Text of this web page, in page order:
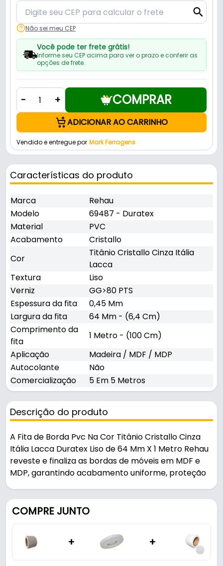
Não sei meu CEP
Você pode ter frete grátis!
Informe seu CEP acima para ver o prazo e conferir as
opções de frete.
- + COMPRAR
ADICIONAR AO CARRINHO
Vendido e entregue por Mark Ferragens
Características do produto
Marca
Rehau
Modelo
69487 - Duratex
Material
PVC
Acabamento
Cristallo
Cor
Titânio Cristallo Cinza Itália
Lacca
Textura
Liso
Verniz
GG>80 PTS
Espessura da fita
0,45 Mm
Largura da fita
64 Mm - (6,4 Cm)
Comprimento da
fita
1 Metro - (100 Cm)
Aplicação
Madeira / MDF / MDP
Autocolante
Não
Comercialização
5 Em 5 Metros
Descrição do produto
A Fita de Borda Pvc Na Cor Titânio Cristallo Cinza
Itália Lacca Duratex Liso de 64 Mm X 1 Metro Rehau
reveste e finaliza as bordas de móveis em MDF e
MDP, garantindo acabamento uniforme, proteção
Indicado para madeira / mdf / mdp.
Fabricada em PVC com acabamento cristallo, é
resistente e durável no uso diário.
COMPRE JUNTO
+ +